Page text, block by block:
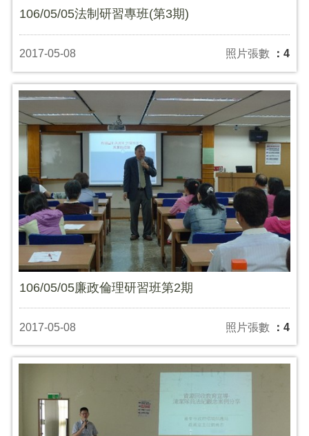
106/05/05法制研習專班(第3期)
2017-05-08 照片張數 ：4
106/05/05廉政倫理研習班第2期
2017-05-08 照片張數 ：4